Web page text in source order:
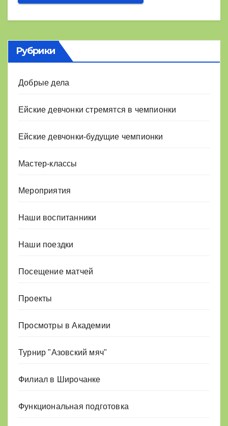
Рубрики
Добрые дела
Ейские девчонки стремятся в чемпионки
Ейские девчонки-будущие чемпионки
Мастер-классы
Мероприятия
Наши воспитанники
Наши поездки
Посещение матчей
Проекты
Просмотры в Академии
Турнир "Азовский мяч"
Филиал в Широчанке
Функциональная подготовка